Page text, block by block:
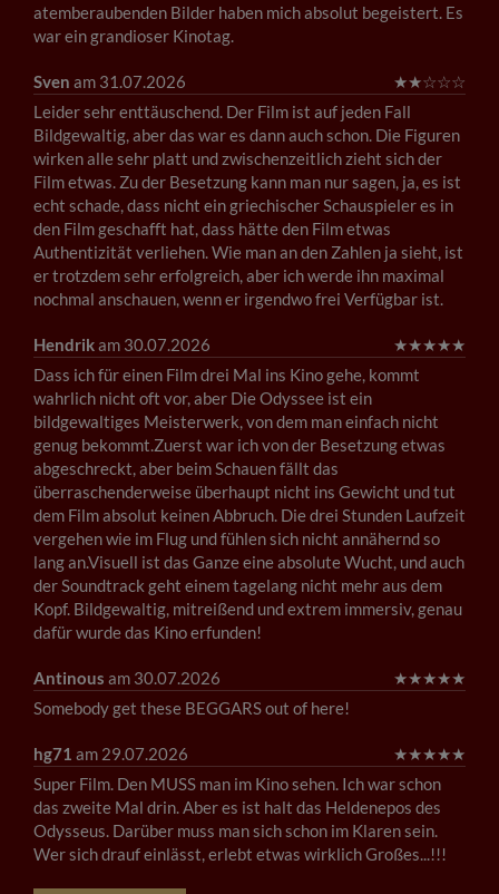
atemberaubenden Bilder haben mich absolut begeistert. Es
war ein grandioser Kinotag.
Sven am 31.07.2026 ★★☆☆☆
Leider sehr enttäuschend. Der Film ist auf jeden Fall
Bildgewaltig, aber das war es dann auch schon. Die Figuren
wirken alle sehr platt und zwischenzeitlich zieht sich der
Film etwas. Zu der Besetzung kann man nur sagen, ja, es ist
echt schade, dass nicht ein griechischer Schauspieler es in
den Film geschafft hat, dass hätte den Film etwas
Authentizität verliehen. Wie man an den Zahlen ja sieht, ist
er trotzdem sehr erfolgreich, aber ich werde ihn maximal
nochmal anschauen, wenn er irgendwo frei Verfügbar ist.
Hendrikam 30.07.2026 ★★★★★
Dass ich für einen Film drei Mal ins Kino gehe, kommt
wahrlich nicht oft vor, aber Die Odyssee ist ein
bildgewaltiges Meisterwerk, von dem man einfach nicht
genug bekommt.Zuerst war ich von der Besetzung etwas
abgeschreckt, aber beim Schauen fällt das
überraschenderweise überhaupt nicht ins Gewicht und tut
dem Film absolut keinen Abbruch. Die drei Stunden Laufzeit
vergehen wie im Flug und fühlen sich nicht annähernd so
lang an.Visuell ist das Ganze eine absolute Wucht, und auch
der Soundtrack geht einem tagelang nicht mehr aus dem
Kopf. Bildgewaltig, mitreißend und extrem immersiv, genau
dafür wurde das Kino erfunden!
Antinous am 30.07.2026 ★★★★★
Somebody get these BEGGARS out of here!
hg71 am 29.07.2026 ★★★★★
Super Film. Den MUSS man im Kino sehen. Ich war schon
das zweite Mal drin. Aber es ist halt das Heldenepos des
Odysseus. Darüber muss man sich schon im Klaren sein.
Wer sich drauf einlässt, erlebt etwas wirklich Großes...!!!